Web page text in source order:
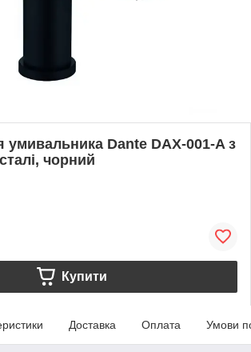
умивальника Dante DAX-001-A з
чорний
Купити
Доставка Оплата Умови